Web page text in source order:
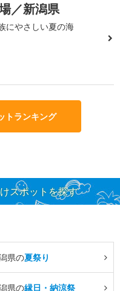
／新潟県
にやさしい夏の海
トランキング
スポットを探す
県の夏祭り
県の縁日・納涼祭